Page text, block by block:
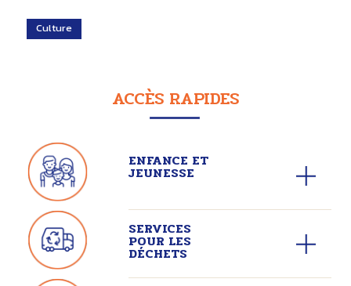
Culture
ACCÈS RAPIDES
ENFANCE ET
JEUNESSE
SERVICES
POUR LES
DÉCHETS